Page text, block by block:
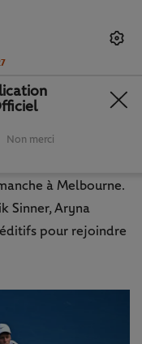
à Melbourne.
Sinner, Aryna
pour rejoindre
Non merci